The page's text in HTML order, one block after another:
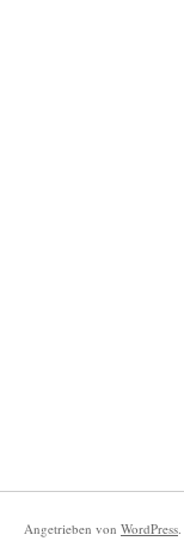
Angetrieben von WordPress